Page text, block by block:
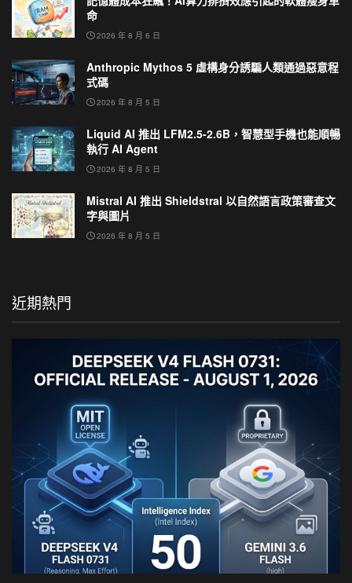
命
2026 年 8 月 6 日
Anthropic Mythos 5 虛構身分誘騙人類通過惡意程
式碼
2026 年 8 月 5 日
Liquid AI 推出 LFM2.5-2.6B，智慧型手機也能順暢
執行 AI Agent
2026 年 8 月 5 日
Mistral AI 推出 Shieldstral 以自然語言政策審查文
字與圖片
2026 年 8 月 5 日
近期熱門